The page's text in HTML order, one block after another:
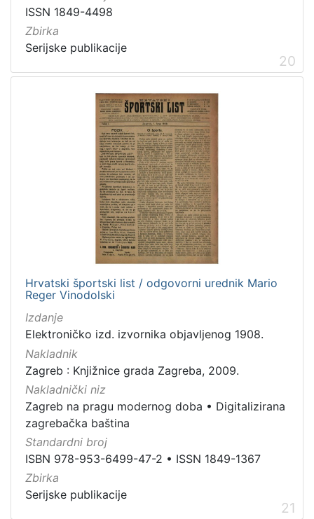
ISSN 1849-4498
Zbirka
Serijske publikacije
20
Hrvatski športski list / odgovorni urednik Mario
Reger Vinodolski
Izdanje
Elektroničko izd. izvornika objavljenog 1908.
Nakladnik
Zagreb : Knjižnice grada Zagreba, 2009.
Nakladnički niz
Zagreb na pragu modernog doba • Digitalizirana
zagrebačka baština
Standardni broj
ISBN 978-953-6499-47-2 • ISSN 1849-1367
Zbirka
Serijske publikacije
21